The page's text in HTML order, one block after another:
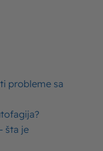
probleme sa
šta je
soli i
ocediti i
belim
Moja Kravica
sitno seckanim